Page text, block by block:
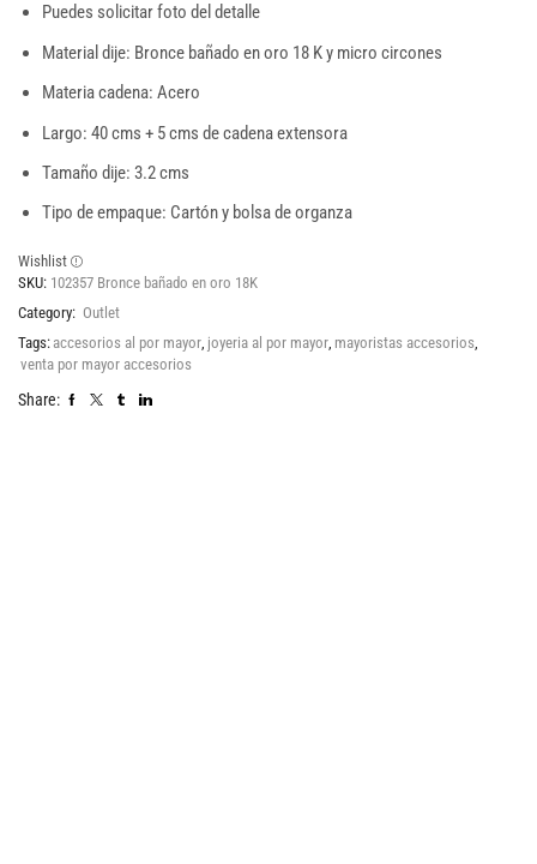
Puedes solicitar foto del detalle
Material dije: Bronce bañado en oro 18 K y micro circones
Materia cadena: Acero
Largo: 40 cms + 5 cms de cadena extensora
Tamaño dije: 3.2 cms
Tipo de empaque: Cartón y bolsa de organza
Wishlist
SKU: 102357 Bronce bañado en oro 18K
Category: Outlet
Tags: accesorios al por mayor, joyeria al por mayor, mayoristas accesorios,
venta por mayor accesorios
Share: